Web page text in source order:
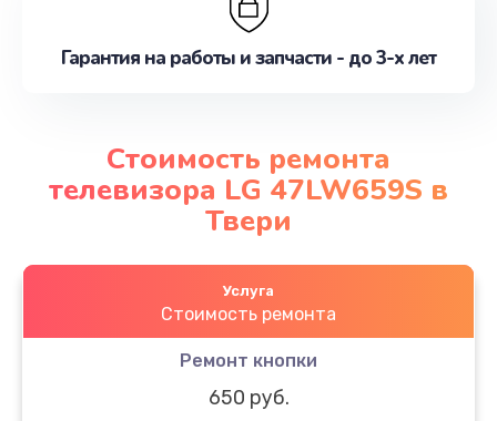
Гарантия на работы и запчасти - до 3-х лет
Стоимость ремонта
телевизора LG 47LW659S в
Твери
Услуга
Стоимость ремонта
Ремонт кнопки
650 руб.